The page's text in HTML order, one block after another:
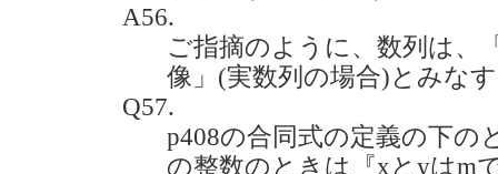
A56.
ご指摘のように、数列は、
像」(実数列の場合)とみな
Q57.
p408の合同式の定義の下の
の整数のときは『xとyはm